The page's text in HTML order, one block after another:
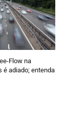
Flow na
é adiado; entenda